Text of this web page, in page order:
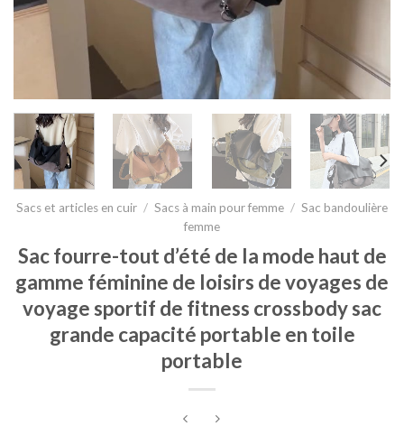
Sacs et articles en cuir / Sacs à main pour femme / Sac bandoulière
femme
Sac fourre-tout d’été de la mode haut de
gamme féminine de loisirs de voyages de
voyage sportif de fitness crossbody sac
grande capacité portable en toile
portable